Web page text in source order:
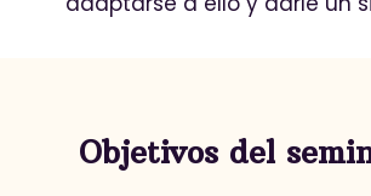
Objetivos del